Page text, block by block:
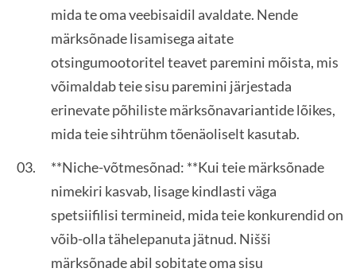
mida te oma veebisaidil avaldate. Nende
märksõnade lisamisega aitate
otsingumootoritel teavet paremini mõista, mis
võimaldab teie sisu paremini järjestada
erinevate põhiliste märksõnavariantide lõikes,
mida teie sihtrühm tõenäoliselt kasutab.
**Niche-võtmesõnad: **Kui teie märksõnade
nimekiri kasvab, lisage kindlasti väga
spetsiifilisi termineid, mida teie konkurendid on
võib-olla tähelepanuta jätnud. Nišši
märksõnade abil sobitate oma sisu